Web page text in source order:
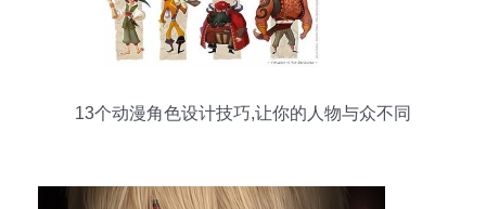
13个动漫角色设计技巧,让你的人物与众不同